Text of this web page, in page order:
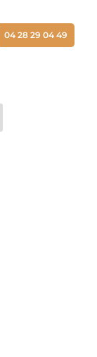
04 28 29 04 49